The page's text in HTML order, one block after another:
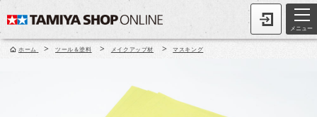
メニュー
ホーム > ツール＆塗料 > メイクアップ材 > マスキング